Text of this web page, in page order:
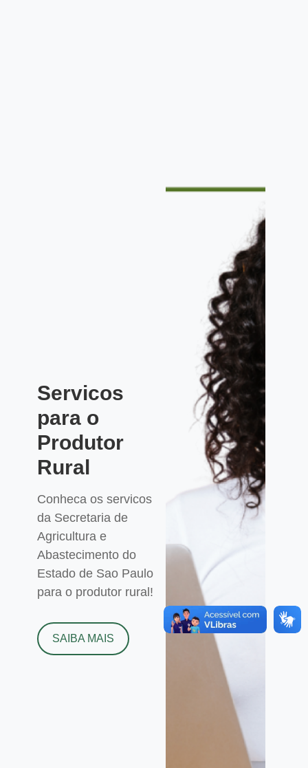
Servicos
para o
Produtor
Rural
Conheca os servicos
da Secretaria de
Agricultura e
Abastecimento do
Estado de Sao Paulo
para o produtor rural!
SAIBA MAIS